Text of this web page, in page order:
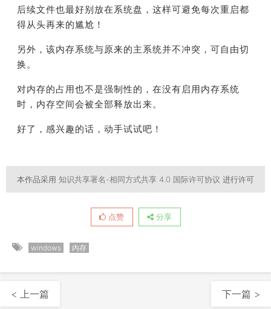
后续文件也最好别放在系统盘， 这样可避免每次重启都
得从头再来的尴尬！
另外，该内存系统与原来的主系统并不冲突，可自由切
换。
对内存的占用也不是强制性的，在没有启用内存系统
时，内存空间会被全部释放出来。
好了，感兴趣的话， 动手试试吧！
本作品采用 知识共享署名-相同方式共享 4.0 国际许可协议 进行许可
点赞 分享
windows 内存
< 上一篇 下一篇 >